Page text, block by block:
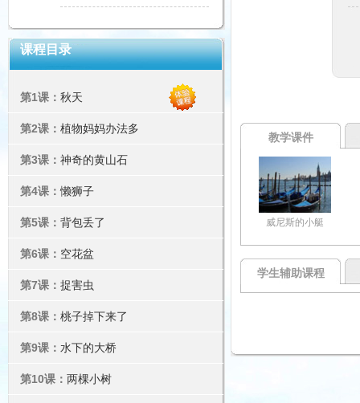
课程目录
第1课： 秋天
第2课： 植物妈妈办法多
第3课： 神奇的黄山石
第4课：懒狮子
第5课： 背包丢了
第6课： 空花盆
第7课： 捉害虫
第8课： 桃子掉下来了
第9课： 水下的大桥
第10课： 两棵小树
教学课件
威尼斯的小艇
学生辅助课程